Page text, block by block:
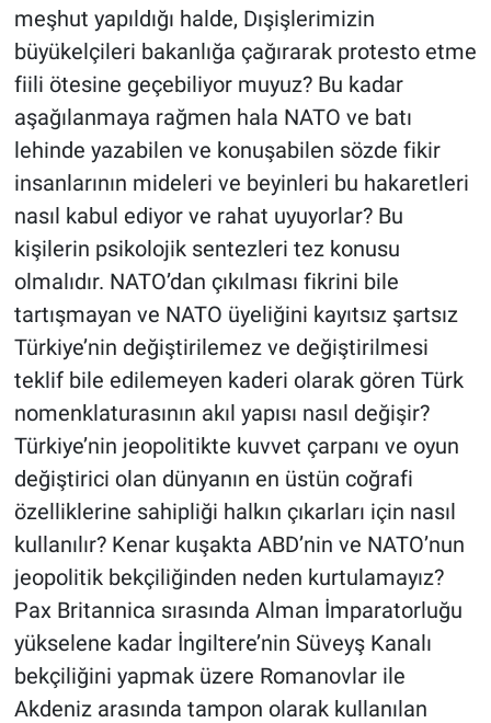
meşhut yapıldığı halde, Dışişlerimizin
büyükelçileri bakanlığa çağırarak protesto etme
fiili ötesine geçebiliyor muyuz? Bu kadar
aşağılanmaya rağmen hala NATO ve batı
lehinde yazabilen ve konuşabilen sözde fikir
insanlarının mideleri ve beyinleri bu hakaretleri
nasıl kabul ediyor ve rahat uyuyorlar? Bu
kişilerin psikolojik sentezleri tez konusu
olmalıdır. NATO’dan çıkılması fikrini bile
tartışmayan ve NATO üyeliğini kayıtsız şartsız
Türkiye’nin değiştirilemez ve değiştirilmesi
teklif bile edilemeyen kaderi olarak gören Türk
nomenklaturasının akıl yapısı nasıl değişir?
Türkiye’nin jeopolitikte kuvvet çarpanı ve oyun
değiştirici olan dünyanın en üstün coğrafi
özelliklerine sahipliği halkın çıkarları için nasıl
kullanılır? Kenar kuşakta ABD’nin ve NATO’nun
jeopolitik bekçiliğinden neden kurtulamayız?
Pax Britannica sırasında Alman İmparatorluğu
yükselene kadar İngiltere’nin Süveyş Kanalı
bekçiliğini yapmak üzere Romanovlar ile
Akdeniz arasında tampon olarak kullanılan